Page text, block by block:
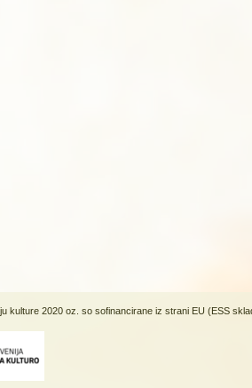
kulture 2020 oz. so sofinancirane iz strani EU (ESS